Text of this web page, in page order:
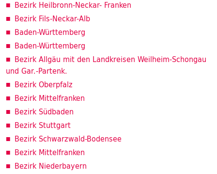
Bezirk Heilbronn-Neckar- Franken
Bezirk Fils-Neckar-Alb
Baden-Württemberg
Baden-Württemberg
Bezirk Allgäu mit den Landkreisen Weilheim-Schongau
und Gar.-Partenk.
Bezirk Oberpfalz
Bezirk Mittelfranken
Bezirk Südbaden
Bezirk Stuttgart
Bezirk Schwarzwald-Bodensee
Bezirk Mittelfranken
Bezirk Niederbayern